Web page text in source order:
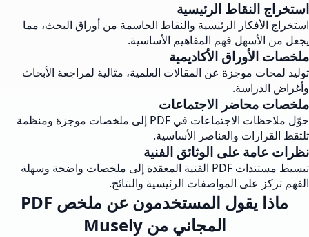
استخراج النقاط الرئيسية
استخراج الأفكار الرئيسية والنقاط الحاسمة من أوراق البحث، مما
يجعل من الأسهل فهم المفاهيم الأساسية.
ملخصات الأوراق الأكاديمية
توليد لمحات موجزة عن المقالات العلمية، مثالية لمراجعة الأبحاث
وأغراض الدراسة.
ملخصات محاضر الاجتماعات
حوّل ملاحظات الاجتماعات في PDF إلى ملخصات موجزة ومنظمة
تلتقط القرارات والعناصر الأساسية.
نظرات عامة على الوثائق الفنية
تبسيط مستندات PDF الفنية المعقدة إلى ملخصات واضحة وسهلة
الفهم تركز على المواصفات الرئيسية والنتائج.
ماذا يقول المستخدمون عن ملخص PDF
المجاني من Musely